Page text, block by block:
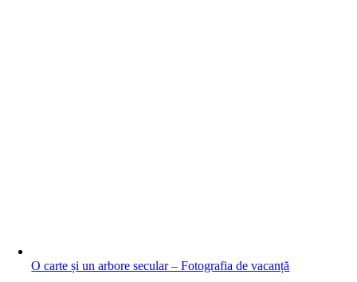
O carte și un arbore secular – Fotografia de vacanță